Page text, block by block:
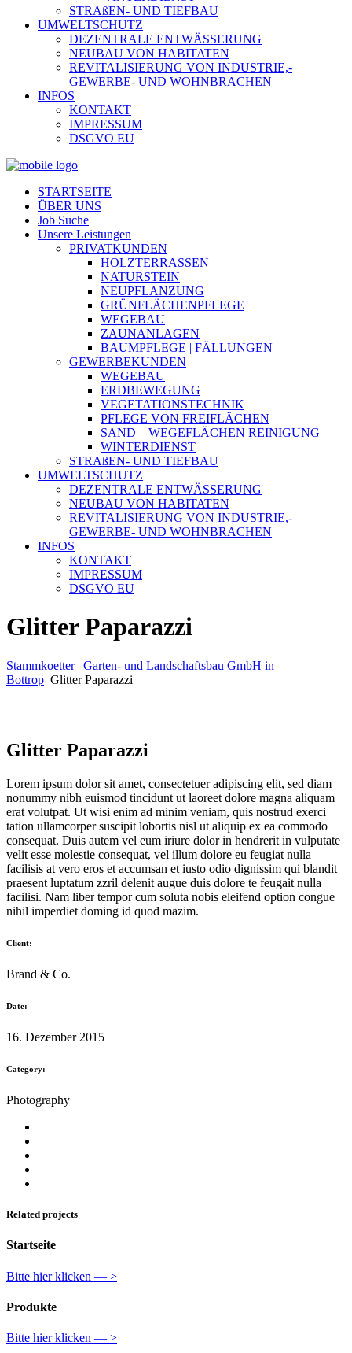
STRAßEN- UND TIEFBAU
UMWELTSCHUTZ
DEZENTRALE ENTWÄSSERUNG
NEUBAU VON HABITATEN
REVITALISIERUNG VON INDUSTRIE,-
GEWERBE- UND WOHNBRACHEN
INFOS
KONTAKT
IMPRESSUM
DSGVO EU
STARTSEITE
ÜBER UNS
Job Suche
Unsere Leistungen
PRIVATKUNDEN
HOLZTERRASSEN
NATURSTEIN
NEUPFLANZUNG
GRÜNFLÄCHENPFLEGE
WEGEBAU
ZAUNANLAGEN
BAUMPFLEGE | FÄLLUNGEN
GEWERBEKUNDEN
WEGEBAU
ERDBEWEGUNG
VEGETATIONSTECHNIK
PFLEGE VON FREIFLÄCHEN
SAND – WEGEFLÄCHEN REINIGUNG
WINTERDIENST
STRAßEN- UND TIEFBAU
UMWELTSCHUTZ
DEZENTRALE ENTWÄSSERUNG
NEUBAU VON HABITATEN
REVITALISIERUNG VON INDUSTRIE,-
GEWERBE- UND WOHNBRACHEN
INFOS
KONTAKT
IMPRESSUM
DSGVO EU
Glitter Paparazzi
Stammkoetter | Garten- und Landschaftsbau GmbH in
Bottrop Glitter Paparazzi
Glitter Paparazzi
Lorem ipsum dolor sit amet, consectetuer adipiscing elit, sed diam
nonummy nibh euismod tincidunt ut laoreet dolore magna aliquam
erat volutpat. Ut wisi enim ad minim veniam, quis nostrud exerci
tation ullamcorper suscipit lobortis nisl ut aliquip ex ea commodo
consequat. Duis autem vel eum iriure dolor in hendrerit in vulputate
velit esse molestie consequat, vel illum dolore eu feugiat nulla
facilisis at vero eros et accumsan et iusto odio dignissim qui blandit
praesent luptatum zzril delenit augue duis dolore te feugait nulla
facilisi. Nam liber tempor cum soluta nobis eleifend option congue
nihil imperdiet doming id quod mazim.
Client:
Brand & Co.
Date:
16. Dezember 2015
Category:
Photography
Related projects
Startseite
Bitte hier klicken — >
Produkte
Bitte hier klicken — >